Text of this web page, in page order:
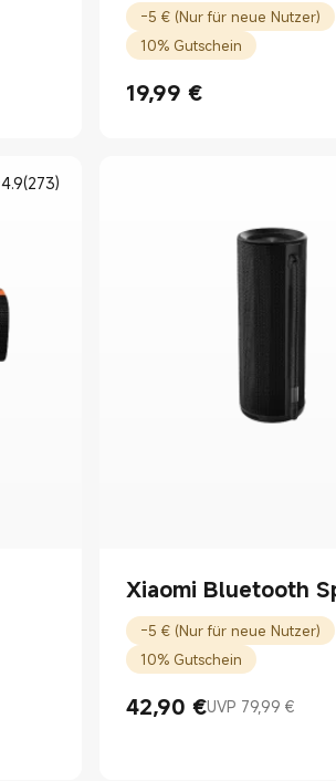
-5 € (Nur für neue Nutzer)
10% Gutschein
19,99 €
Current Price €19.99
4.9(273)
Xiaomi Bluetooth
-5 € (Nur für neue Nutzer)
10% Gutschein
42,90 €
Current Price €42.90
UVP 79,99 €
UVP 79,99 €